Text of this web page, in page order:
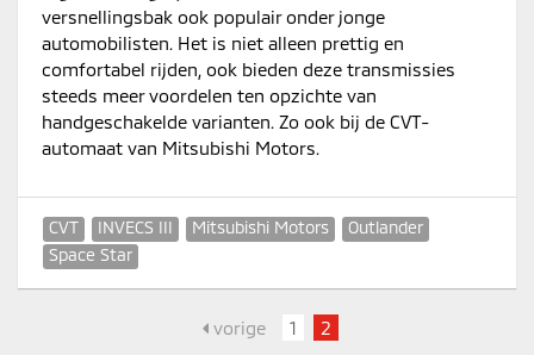
versnellingsbak ook populair onder jonge
automobilisten. Het is niet alleen prettig en
comfortabel rijden, ook bieden deze transmissies
steeds meer voordelen ten opzichte van
handgeschakelde varianten. Zo ook bij de CVT-
automaat van Mitsubishi Motors.
CVT INVECS III Mitsubishi Motors
Outlander
Space Star
vorige 1 2